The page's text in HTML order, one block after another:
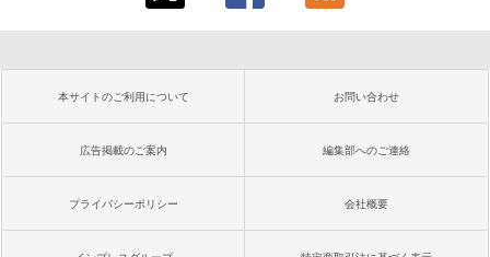
本サイトのご利用について お問い合わせ
広告掲載のご案内 編集部へのご連絡
プライバシーポリシー 会社概要